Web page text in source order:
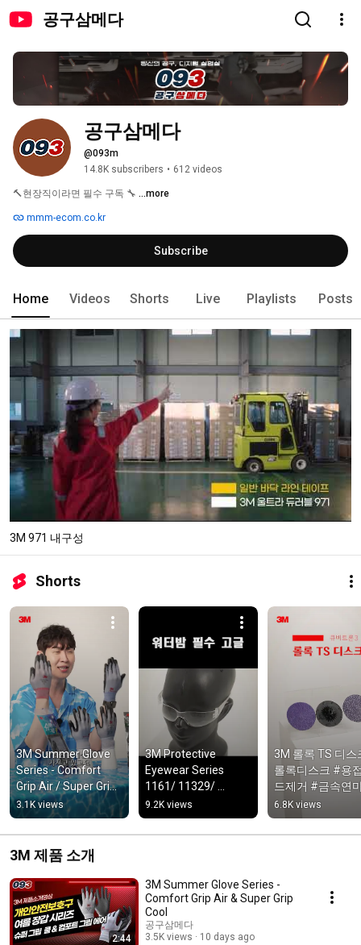
공구삼메다
공구삼메다
@093m
14.8K subscribers • 612 videos
🔨현장직이라면 필수 구독 🔧 ...more
mmm-ecom.co.kr
Subscribe
Home Videos Shorts Live Playlists Posts
3M 971 내구성
Shorts
3M Summer Glove
Series - Comfort
Grip Air / Super Grip
Cool #CoolingGloves
#UVProtectionGlove
s #L...
3.1K views
3M Protective
Eyewear Series
1161/ 11329/
AP400 Series
#ClearSafetyGlasse
s #TintedGlasses
9.2K views
3M 롤록 TS 디스
롤록디스크 #용
드제거 #금속연
디스크교체
6.8K views
3M 제품 소개
2:44
3M Summer Glove Series -
Comfort Grip Air & Super Grip
Cool
공구삼메다
3.5K views
10 days ago